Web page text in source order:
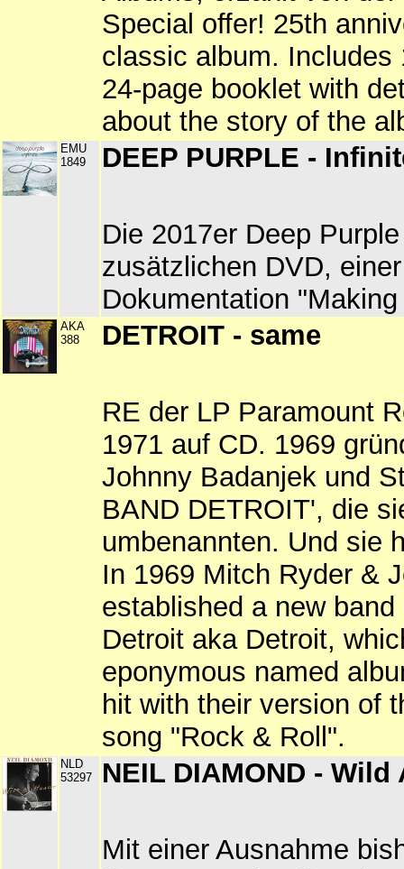
Special offer! 25th
classic album.
24-page booklet with
about the story of the
EMU
1849
DEEP PURPLE -
Die 2017er Deep
zusätzlichen DVD,
Dokumentation
AKA
388
DETROIT - same
RE der LP Paramount
1971 auf CD. 1969
Johnny Badanjek und
BAND DETROIT', die
umbenannten. Und sie
In 1969 Mitch Ryder &
established a new
Detroit aka Detroit,
eponymous named
hit with their version of
song "Rock & Roll".
NLD
53297
NEIL DIAMOND - Wild
Mit einer Ausnahme